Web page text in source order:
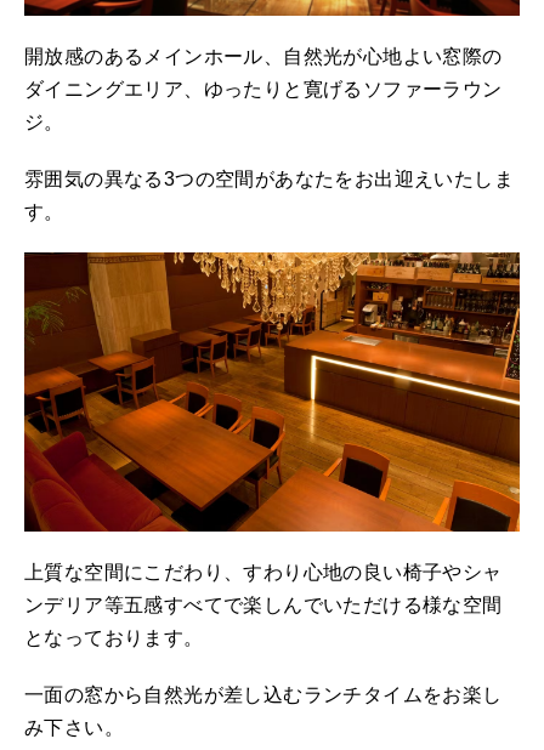
開放感のあるメインホール、自然光が心地よい窓際の
ダイニングエリア、ゆったりと寛げるソファーラウン
ジ。
雰囲気の異なる3つの空間があなたをお出迎えいたしま
す。
上質な空間にこだわり、すわり心地の良い椅子やシャ
ンデリア等五感すべてで楽しんでいただける様な空間
となっております。
一面の窓から自然光が差し込むランチタイムをお楽し
み下さい。